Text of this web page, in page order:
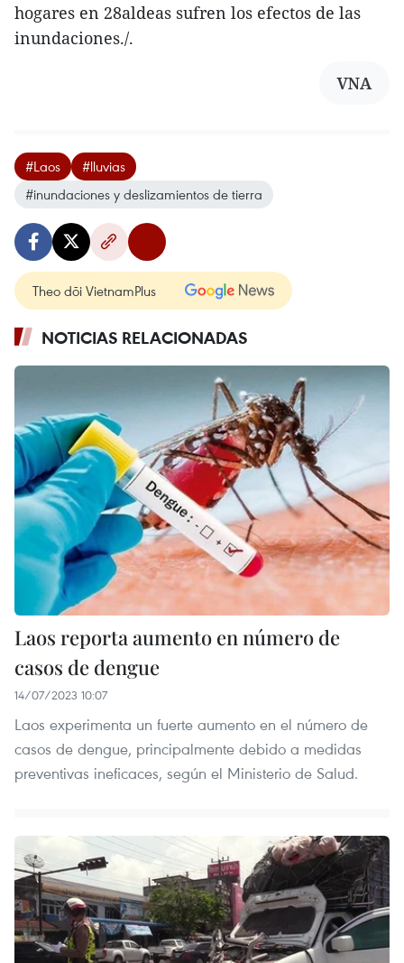
hogares en 28aldeas sufren los efectos de las
inundaciones./.
VNA
#Laos
#lluvias
#inundaciones y deslizamientos de tierra
Theo dõi VietnamPlus
NOTICIAS RELACIONADAS
Laos reporta aumento en número de
casos de dengue
14/07/2023 10:07
Laos experimenta un fuerte aumento en el número de
casos de dengue, principalmente debido a medidas
preventivas ineficaces, según el Ministerio de Salud.